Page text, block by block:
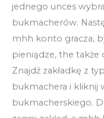
jednego unces
bukmacherów.
mhh konto gracza,
pieniądze, the
Znajdź zakładkę z
bukmachera i kliknij
bukmacherskiego.